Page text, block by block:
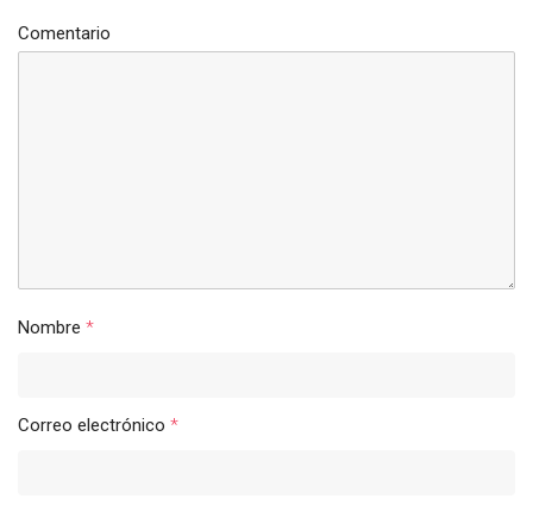
Comentario
Nombre *
Correo electrónico *